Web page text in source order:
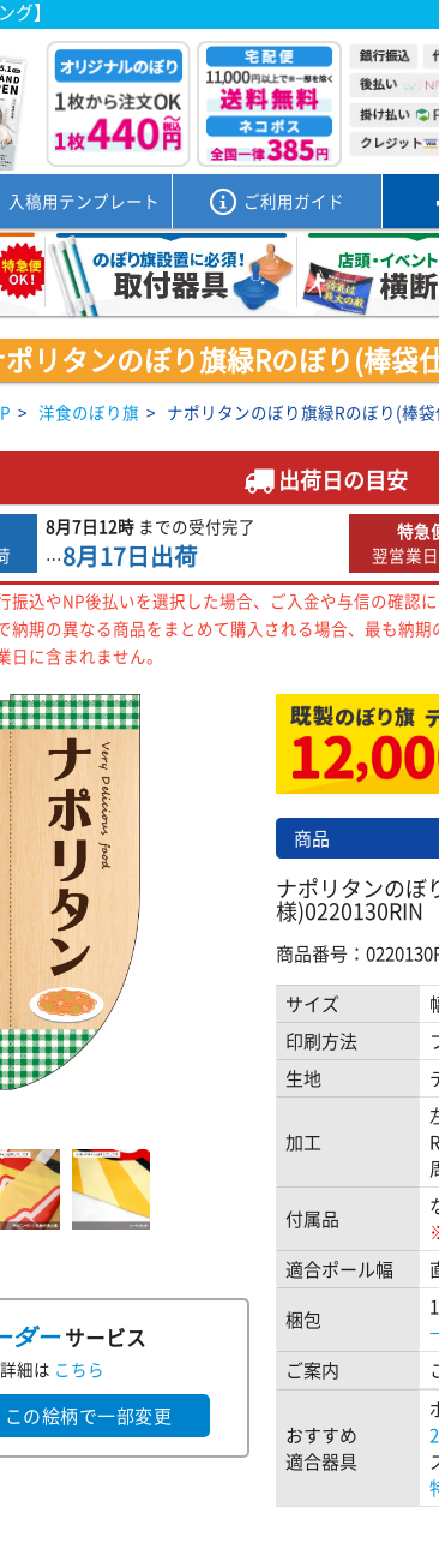
】
入稿用テンプレート ご利用ガイド
ポリタンのぼり旗緑Rのぼり(棒袋
> 洋食のぼり旗 > ナポリタンのぼり旗緑Rのぼり(棒
出荷日の目安
8月7日12時 までの受付完了
…8月17日出荷
特急
翌営業
込やNP後払いを選択した場合、ご入金や与信の確認
期の異なる商品をまとめて購入される場合、最も納期
に含まれません。
ダーサービス
細は こちら
この絵柄で一部変更
商品
ナポリタンのぼ
様)0220130RIN
商品番号：
サイズ
印刷方法
生地
加工
付属品
適合ポール幅
梱包
ご案内
おすすめ
適合器具